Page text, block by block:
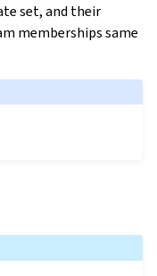
set, and their
memberships same